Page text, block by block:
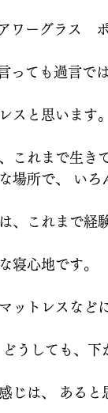
ワーグラス　
っても過言で
スと思います。
これまで生き
場所で、 い
、これまで経
寝心地です。
ットレスなど
うしても、下
じは、 あると